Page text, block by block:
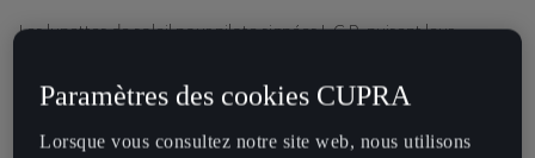
Les lunettes de soleil pour pilote signées L.G.R. puisent leur
expériences. Dans les parfums et les couleurs de la riviera italienne.
de Nairobi. Dans l’observation, sous un acacia, du temps qui passe.
Paramètres des cookies CUPRA
Lorsque vous consultez notre site web, nous utilisons